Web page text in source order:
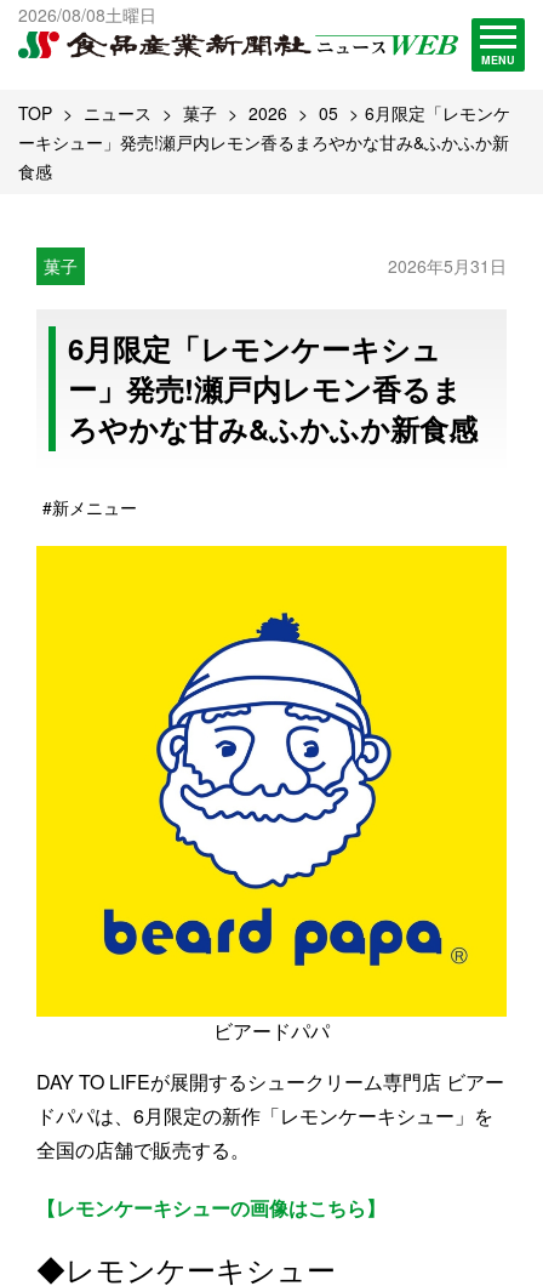
2026/08/08土曜日
MENU
出版物一覧へ
試読・購読申し込み
TOP ニュース 菓子 2026 05
6月限定「レモンケ
ーキシュー」発売!瀬戸内レモン香るまろやかな甘み&ふかふか新
食感
菓子 2026年5月31日
6月限定「レモンケーキシュ
ー」発売!瀬戸内レモン香るま
ろやかな甘み&ふかふか新食感
#新メニュー
ビアードパパ
DAY TO LIFEが展開するシュークリーム専門店 ビアー
ドパパは、6月限定の新作「レモンケーキシュー」を
全国の店舗で販売する。
【レモンケーキシューの画像はこちら】
◆レモンケーキシュー